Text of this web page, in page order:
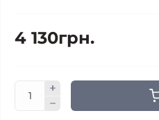
4 130грн.